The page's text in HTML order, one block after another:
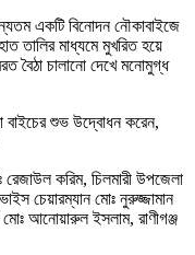
একটি বিনোদন নৌকাবাইজে
তালির মাধ্যমে মুখরিত হয়ে
বৈঠা চালানো দেখে মনোমুগ্ধ
বাইচের শুভ উদ্বোধন করেন,
করিম, চিলমারী উপজেলা
চেয়ারম্যান মোঃ নুরুজ্জামান
মোঃ আনোয়ারুল ইসলাম, রাণীগঞ্জ